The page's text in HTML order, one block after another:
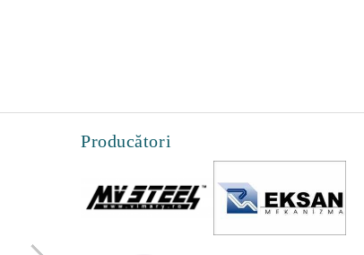
Cateva lucruri pe
care le poti face
pentru a maximiza
Producători